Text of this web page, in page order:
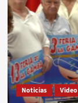
Noticias Video